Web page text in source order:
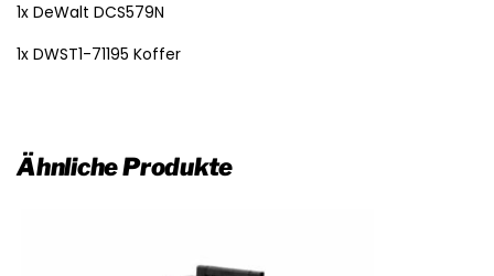
1x DeWalt DCS579N
1x DWST1-71195 Koffer
Ähnliche Produkte